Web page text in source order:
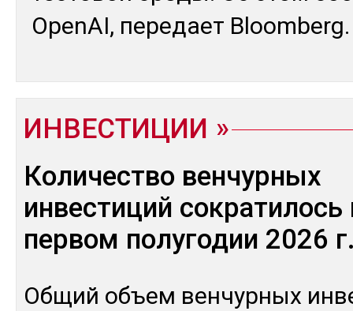
OpenAI, пе­редает Bloomberg.
ИНВЕСТИЦИИ
Количество венчурных
инвестиций сократилось
первом полугодии 2026
Об­щий объ­ем вен­чур­ных